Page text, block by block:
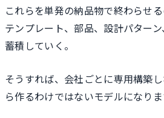
これらを単発の納品物で終わらせ
テンプレート、部品、設計パター
蓄積していく。
そうすれば、会社ごとに専用構築
ら作るわけではないモデルになりま